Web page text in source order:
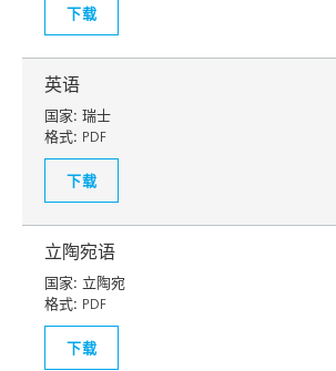
下载
英语
国家: 瑞士
格式: PDF
下载
立陶宛语
国家: 立陶宛
格式: PDF
下载